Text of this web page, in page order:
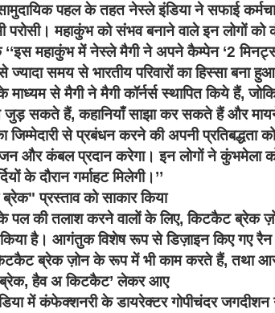
पहल के तहत नेस्‍ले इंडिया ने सफाई
परोसी। महाकुंभ को संभव बनाने वाले इन लोगों
इस महाकुंभ में नेस्‍ले मैगी ने अपने कैम्‍पेन ‘2
ज्‍यादा समय से भारतीय परिवारों का हिस्‍सा
माध्‍यम से मैगी ने मैगी कॉर्नर्स स्‍थापित किये हैं,
जुड़ सकते हैं,कहानियाँ साझा कर सकते हैं और
जिम्‍मेदारी से प्रबंधन करने की अपनी प्रतिबद्धता
और कंबल प्रदान करेगा। इन लोगों ने कुंभमेला
के दौरान गर्माहट मिलेगी। ’’
प्रस्ताव को साकार किया
पल की तलाश करने वालों के लिए,किटकैट ब्रेक
किया है। आगंतुक विशेष रूप से डिज़ाइन किए गए
ब्रेक ज़ोन के रूप में भी काम करते हैं,तथा
,हैव अ किटकैट’लेकर आए
में कंफेक्‍शनरी के डायरेक्‍टर गोपीचंदर जगदीशन